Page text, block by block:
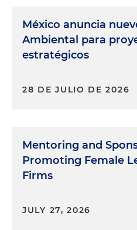
México anuncia
Ambiental para
estratégicos
28 DE JULIO DE 2026
Mentoring and
Promoting Female
Firms
JULY 27, 2026